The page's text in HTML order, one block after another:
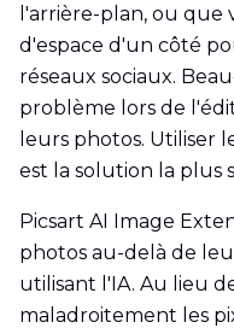
l'arrière-plan, ou que
d'espace d'un côté
réseaux sociaux.
problème lors de
leurs photos. Utiliser
est la solution la plus
Picsart AI Image
photos au-delà de
utilisant l'IA. Au lieu
maladroitement les